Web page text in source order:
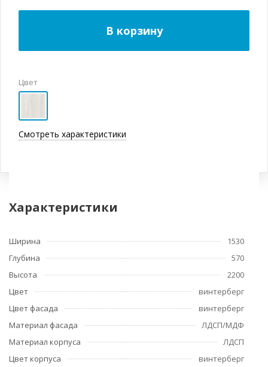
Цвет
Смотреть характеристики
В корзину
Характеристики
Ширина
1530
Глубина
570
Высота
2200
Цвет
винтерберг
Цвет фасада
винтерберг
Материал фасада
ЛДСП/МДФ
Материал корпуса
ЛДСП
Цвет корпуса
винтерберг